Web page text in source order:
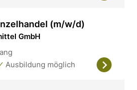
(m/w/d)
GmbH
Ausbildung möglich